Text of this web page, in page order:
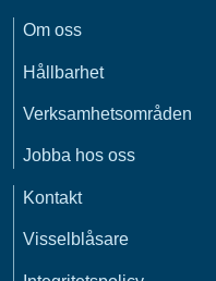
Om oss
Hållbarhet
Verksamhetsområden
Jobba hos oss
Kontakt
Visselblåsare